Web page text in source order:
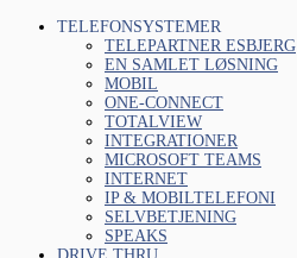
TELEFONSYSTEMER
TELEPARTNER ESBJERG
EN SAMLET LØSNING
MOBIL
ONE-CONNECT
TOTALVIEW
INTEGRATIONER
MICROSOFT TEAMS
INTERNET
IP & MOBILTELEFONI
SELVBETJENING
SPEAKS